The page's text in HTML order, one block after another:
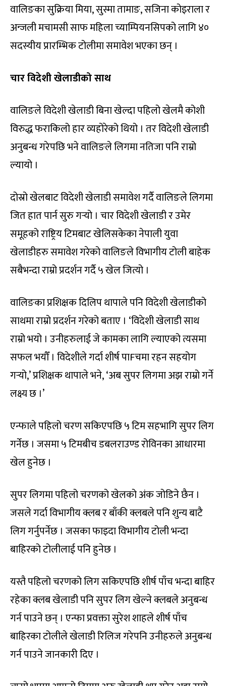
वालिङका सुक्रिया मिया, सुस्मा तामाङ, सजिना कोइराला र
अन्जली मचामसी साफ महिला च्याम्पियनसिपको लागि ४०
सदस्यीय प्रारम्भिक टोलीमा समावेश भएका छन् ।
चार विदेशी खेलाडीको साथ
वालिङले विदेशी खेलाडी बिना खेल्दा पहिलो खेलमै कोशी
विरुद्ध फराकिलो हार व्यहोरेको थियो । तर विदेशी खेलाडी
अनुबन्ध गरेपछि भने वालिङले लिगमा नतिजा पनि राम्रो
ल्यायो ।
दोस्रो खेलबाट विदेशी खेलाडी समावेश गर्दै वालिङले लिगमा
जित हात पार्न सुरु गर्‍यो । चार विदेशी खेलाडी र उमेर
समूहको राष्ट्रिय टिमबाट खेलिसकेका नेपाली युवा
खेलाडीहरु समावेश गरेको वालिङले विभागीय टोली बाहेक
सबैभन्दा राम्रो प्रदर्शन गर्दै ५ खेल जित्यो ।
वालिङका प्रशिक्षक दिलिप थापाले पनि विदेशी खेलाडीको
साथमा राम्रो प्रदर्शन गरेको बताए । ‘विदेशी खेलाडी साथ
राम्रो भयो । उनीहरुलाई जे कामका लागि ल्याएको त्यसमा
सफल भयौँ । विदेशीले गर्दा शीर्ष पाFचमा रहन सहयोग
गर्‍यो,’ प्रशिक्षक थापाले भने, ‘अब सुपर लिगमा अझ राम्रो गर्ने
लक्ष्य छ ।’
एन्फाले पहिलो चरण सकिएपछि ५ टिम सहभागि सुपर लिग
गर्नेछ । जसमा ५ टिमबीच डबलराउण्ड रोविनका आधारमा
खेल हुनेछ ।
सुपर लिगमा पहिलो चरणको खेलको अंक जोडिने छैन ।
जसले गर्दा विभागीय क्लब र बाँकी क्लबले पनि शुन्य बाटै
लिग गर्नुपर्नेछ । जसका फाइदा विभागीय टोली भन्दा
बाहिरको टोलीलाई पनि हुनेछ ।
यस्तै पहिलो चरणको लिग सकिएपछि शीर्ष पाँच भन्दा बाहिर
रहेका क्लब खेलाडी पनि सुपर लिग खेल्ने क्लबले अनुबन्ध
गर्न पाउने छन् । एन्फा प्रवक्ता सुरेश शाहले शीर्ष पाँच
बाहिरका टोलीले खेलाडी रिलिज गरेपनि उनीहरुले अनुबन्ध
गर्न पाउने जानकारी दिए ।